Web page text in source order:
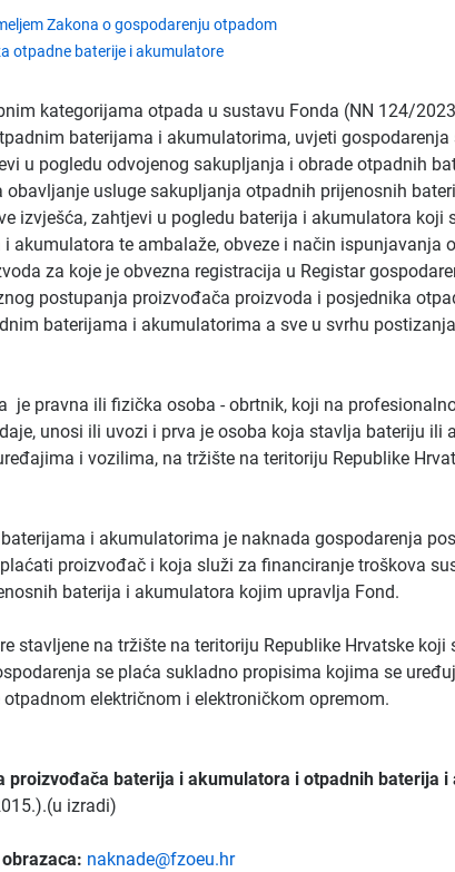
Zakona o gospodarenju otpadom
otpadne baterije i akumulatore
kategorijama otpada u sustavu Fonda (NN 124/
baterijama i akumulatorima, uvjeti gospodarenja
u pogledu odvojenog sakupljanja i obrade otpadnih
usluge sakupljanja otpadnih prijenosnih
izvješća, zahtjevi u pogledu baterija i akumulatora koji
akumulatora te ambalaže, obveze i način ispunjavanja
za koje je obvezna registracija u Registar
postupanja proizvođača proizvoda i posjednika
baterijama i akumulatorima a sve u svrhu
je pravna ili fizička osoba - obrtnik, koji na
unosi ili uvozi i prva je osoba koja stavlja bateriju ili
i vozilima, na tržište na teritoriju Republike
i akumulatorima je naknada gospodarenja
proizvođač i koja služi za financiranje troškova
baterija i akumulatora kojim upravlja Fond.
stavljene na tržište na teritoriju Republike Hrvatske koji
se plaća sukladno propisima kojima se
električnom i elektroničkom opremom.
proizvođača baterija i akumulatora i otpadnih baterija i
izradi)
naknade@fzoeu.hr